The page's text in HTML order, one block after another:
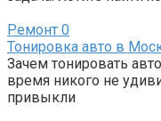
Ремонт 0
Тонировка авто в
Зачем тонировать
время никого не
привыкли